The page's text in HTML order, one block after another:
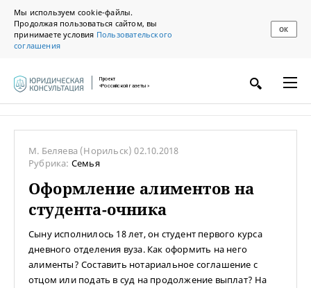
Мы используем cookie-файлы.
Продолжая пользоваться сайтом, вы
принимаете условия Пользовательского
соглашения
ОК
Проект
«Российской газеты»
М. Беляева (Норильск)02.10.2018
Рубрика: Семья
Оформление алиментов на
студента-очника
Сыну исполнилось 18 лет, он студент первого курса
дневного отделения вуза. Как оформить на него
алименты? Составить нотариальное соглашение с
отцом или подать в суд на продолжение выплат? На